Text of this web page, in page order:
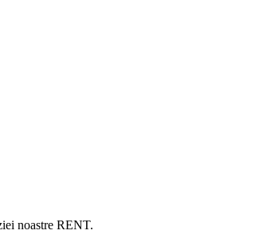
noastre RENT.